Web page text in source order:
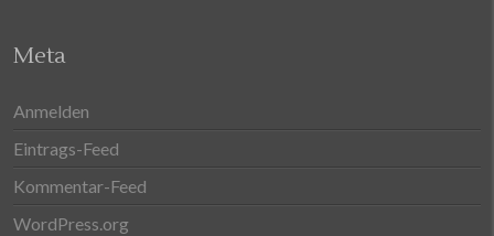
Meta
Anmelden
Eintrags-Feed
Kommentar-Feed
WordPress.org